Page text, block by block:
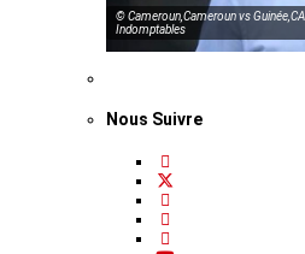
© Cameroun,Cameroun vs
Indomptables
Nous Suivre